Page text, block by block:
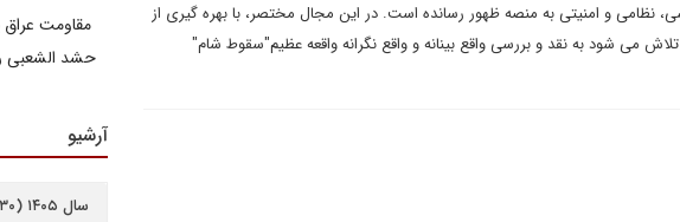
نظامی و امنیتی به منصه ظهور رسانده است. در این مجال مختصر، با بهره گیری از
می شود به نقد و بررسی واقع بینانه و واقع نگرانه واقعه عظیم"سقوط شام"
مقاومت عراق
حشد الشعبی
آرشیو
سال ۱۴۰۵ (۴۳۰)